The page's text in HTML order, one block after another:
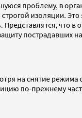
проблему, в
изоляции.
что
пострадавших
на снятие
по-прежнему